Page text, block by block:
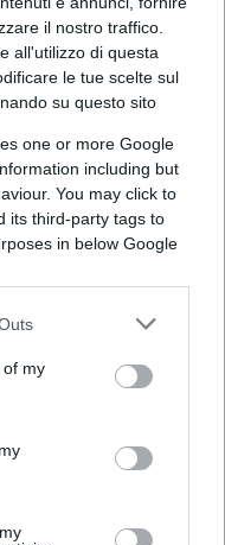
il nostro traffico.
all'utilizzo di questa
le tue scelte sul
su questo sito
one or more Google
including but
You may click to
its third-party tags to
in below Google
of my
ma che stai
pure i
Serra, che
con la
Ue in 30 anni ha
vuole di più”, per
naturalmente